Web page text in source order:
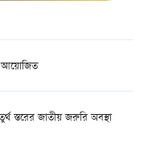
আয়োজিত
স্তরের জাতীয় জরুরি অবস্থা